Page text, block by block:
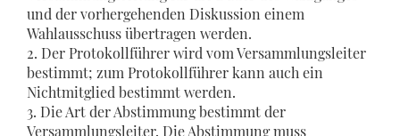
und der vorhergehenden Diskussion einem
Wahlausschuss übertragen werden.
2. Der Protokollführer wird vom Versammlungsleiter
bestimmt; zum Protokollführer kann auch ein
Nichtmitglied bestimmt werden.
3. Die Art der Abstimmung bestimmt der
Versammlungsleiter. Die Abstimmung muss